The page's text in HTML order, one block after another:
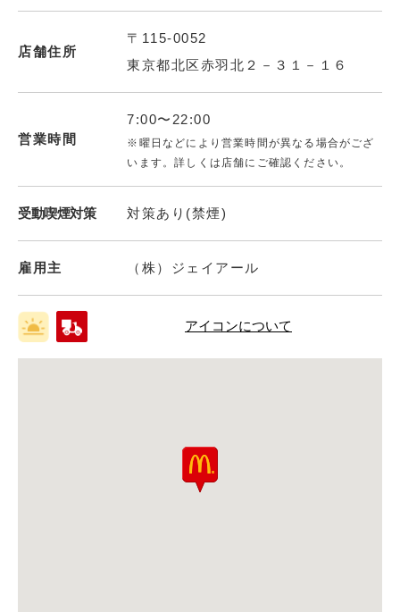
店舗住所
〒115-0052
東京都北区赤羽北２－３１－１６
営業時間
7:00〜22:00
※曜日などにより営業時間が異なる場合がござ
います。詳しくは店舗にご確認ください。
受動喫煙対策 対策あり(禁煙)
雇用主 （株）ジェイアール
アイコンについて